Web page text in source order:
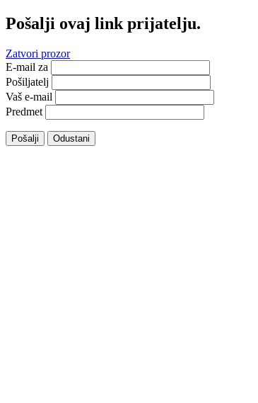
Pošalji ovaj link prijatelju.
Zatvori prozor
E-mail za
Pošiljatelj
Vaš e-mail
Predmet
Pošalji Odustani